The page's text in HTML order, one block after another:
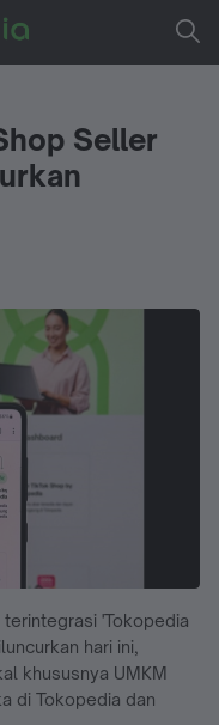
Seller
'Tokopedia
hari ini,
khususnya UMKM
di Tokopedia dan